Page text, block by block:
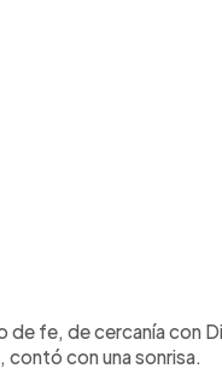
de fe, de cercanía con
con una sonrisa.